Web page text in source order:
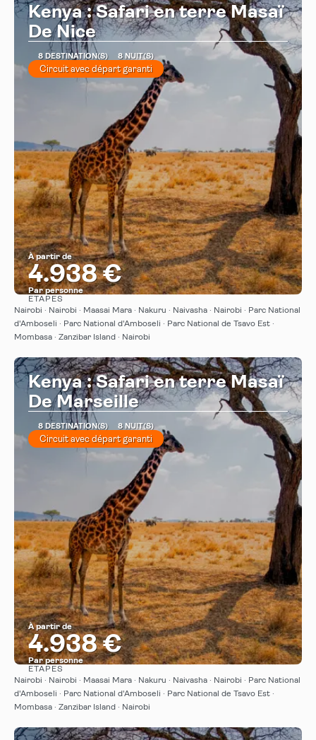
Kenya : Safari en terre Masaï
De Nice
8 DESTINATION(S) 8 NUIT(S)
Circuit avec départ garanti
À partir de
4.938 €
Par personne
Afficher
ÉTAPES
Nairobi · Nairobi · Maasai Mara · Nakuru · Naivasha · Nairobi · Parc National
d'Amboseli · Parc National d'Amboseli · Parc National de Tsavo Est ·
Mombasa · Zanzibar Island · Nairobi
Kenya : Safari en terre Masaï
De Marseille
8 DESTINATION(S) 8 NUIT(S)
Circuit avec départ garanti
À partir de
4.938 €
Par personne
Afficher
ÉTAPES
Nairobi · Nairobi · Maasai Mara · Nakuru · Naivasha · Nairobi · Parc National
d'Amboseli · Parc National d'Amboseli · Parc National de Tsavo Est ·
Mombasa · Zanzibar Island · Nairobi